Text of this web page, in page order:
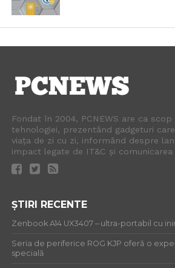
Fondat în 2004, PCNEWS are ca
tehnologiei, prezentând gadgeturi
viața de zi cu zi, informând despre
impact legate de IT&C și comunicarea
ȘTIRI RECENTE
Zenbook A14 UX3407 – ultra-portabil cu
Seria de periferice ROG KJP oferă o
specială